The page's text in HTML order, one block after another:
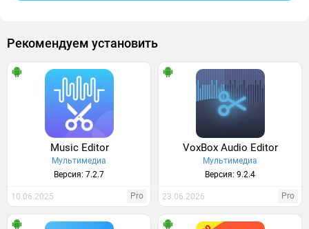
Рекомендуем установить
Music Editor
Мультимедиа
Версия: 7.2.7
10.06.2025 Pro
VoxBox Audio Editor
Мультимедиа
Версия: 9.2.4
23.06.2026 Pro